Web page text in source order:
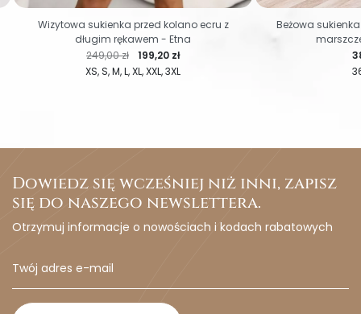
XS S M L XL XXL 3XL
Cena regularna
249,00 zł Cena
199,20 zł
Wizytowa sukienka przed kolano ecru z
długim rękawem - Etna
Beżowa
Dowiedz się wcześniej niż inni, zapisz
się do naszego newslettera.
Otrzymuj informacje o nowościach i kodach rabatowych